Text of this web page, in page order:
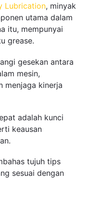
Lubrication, minyak
utama dalam
itu, mempunyai
grease.
gesekan antara
mesin,
menjaga kinerja
adalah kunci
keausan
tujuh tips
sesuai dengan